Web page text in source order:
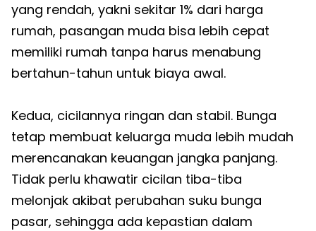
yang rendah, yakni sekitar 1% dari harga
rumah, pasangan muda bisa lebih cepat
memiliki rumah tanpa harus menabung
bertahun-tahun untuk biaya awal.
Kedua, cicilannya ringan dan stabil. Bunga
tetap membuat keluarga muda lebih mudah
merencanakan keuangan jangka panjang.
Tidak perlu khawatir cicilan tiba-tiba
melonjak akibat perubahan suku bunga
pasar, sehingga ada kepastian dalam